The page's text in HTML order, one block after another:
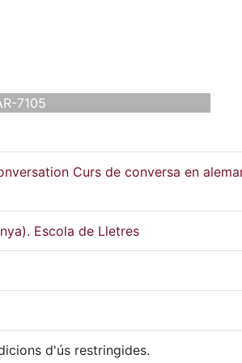
7105
Curs de conversa en
Escola de Lletres
d'ús restringides.